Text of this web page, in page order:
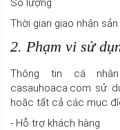
Số lượng
Thời gian giao nhận
2. Phạm vi sử
Thông tin cá
casauhoaca.com sử
hoặc tất cả các mục
- Hỗ trợ khách hàng